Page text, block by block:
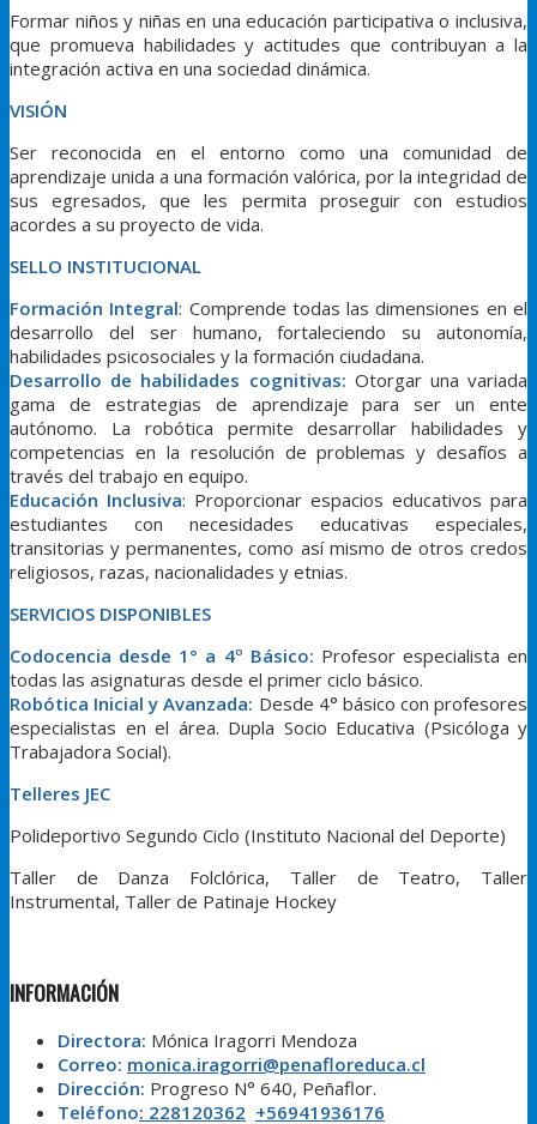
Formar niños y niñas en una educación participativa o inclusiva,
que promueva habilidades y actitudes que contribuyan a la
integración activa en una sociedad dinámica.
VISIÓN
Ser reconocida en el entorno como una comunidad de
aprendizaje unida a una formación valórica, por la integridad de
sus egresados, que les permita proseguir con estudios
acordes a su proyecto de vida.
SELLO INSTITUCIONAL
Formación Integral: Comprende todas las dimensiones en el
desarrollo del ser humano, fortaleciendo su autonomía,
habilidades psicosociales y la formación ciudadana.
Desarrollo de habilidades cognitivas: Otorgar una variada
gama de estrategias de aprendizaje para ser un ente
autónomo. La robótica permite desarrollar habilidades y
competencias en la resolución de problemas y desafíos a
través del trabajo en equipo.
Educación Inclusiva: Proporcionar espacios educativos para
estudiantes con necesidades educativas especiales,
transitorias y permanentes, como así mismo de otros credos
religiosos, razas, nacionalidades y etnias.
SERVICIOS DISPONIBLES
Codocencia desde 1° a 4º Básico: Profesor especialista en
todas las asignaturas desde el primer ciclo básico.
Robótica Inicial y Avanzada: Desde 4° básico con profesores
especialistas en el área. Dupla Socio Educativa (Psicóloga y
Trabajadora Social).
Telleres JEC
Polideportivo Segundo Ciclo (Instituto Nacional del Deporte)
Taller de Danza Folclórica, Taller de Teatro, Taller
Instrumental, Taller de Patinaje Hockey
INFORMACIÓN
Directora: Mónica Iragorri Mendoza
Correo: monica.iragorri@penafloreduca.cl
Dirección: Progreso N° 640, Peñaflor.
Teléfono: 228120362 +56941936176